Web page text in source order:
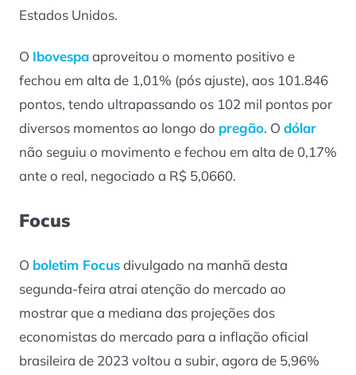
Estados Unidos.
O Ibovespaaproveitou o momento positivo e
fechou em alta de 1,01% (pós ajuste), aos 101.846
pontos, tendo ultrapassando os 102 mil pontos por
diversos momentos ao longo do pregão. O dólar
não seguiu o movimento e fechou em alta de 0,17%
ante o real, negociado a R$ 5,0660.
Focus
O boletim Focusdivulgado na manhã desta
segunda-feira atrai atenção do mercado ao
mostrar que a mediana das projeções dos
economistas do mercado para a inflação oficial
brasileira de 2023 voltou a subir, agora de 5,96%